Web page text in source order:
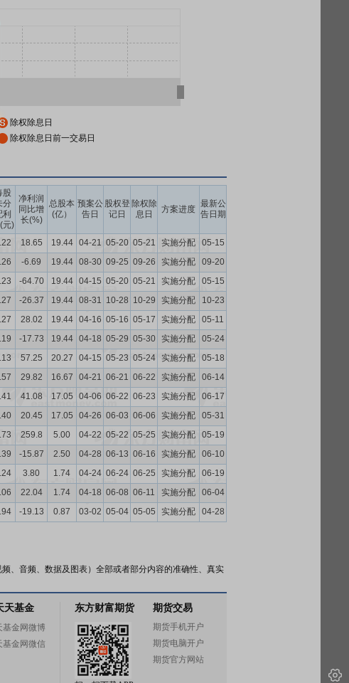
除权除息日
除权除息日前一交易日
每股
未分
配利
(元)
净利润
同比增
长(%)
总股本
(亿）
预案公
告日
股权登
记日
除权除
息日
方案进度
最新公
告日期
0.22 18.65 19.44 04-21 05-20 05-21 实施分配
05-15
0.26 -6.69 19.44 08-30 09-25 09-26 实施分配
09-20
-64.70 19.44 04-15 05-20 05-21 实施分配
05-15
-26.37 19.44 08-31 10-28 10-29 实施分配
10-23
28.02 19.44 04-16 05-16 05-17 实施分配
05-11
-17.73 19.44 04-18 05-29 05-30 实施分配
05-24
57.25 20.27 04-15 05-23 05-24 实施分配
05-18
29.82 16.67 04-21 06-21 06-22 实施分配
06-14
41.08 17.05 04-06 06-22 06-23 实施分配
06-17
20.45 17.05 04-26 06-03 06-06 实施分配
05-31
259.8 5.00 04-22 05-22 05-25 实施分配
05-19
-15.87 2.50 04-28 06-13 06-16 实施分配
06-10
3.80 1.74 04-24 06-24 06-25 实施分配
06-19
22.04 1.74 04-18 06-08 06-11 实施分配
06-04
-19.13 0.87 03-02 05-04 05-05 实施分配 04-28
、音频、数据及图表）全部或者部分内容的准确性、真实
天基金
基金网微博
基金网微信
东方财富期货 期货交易
期货手机开户
期货电脑开户
期货官方网站